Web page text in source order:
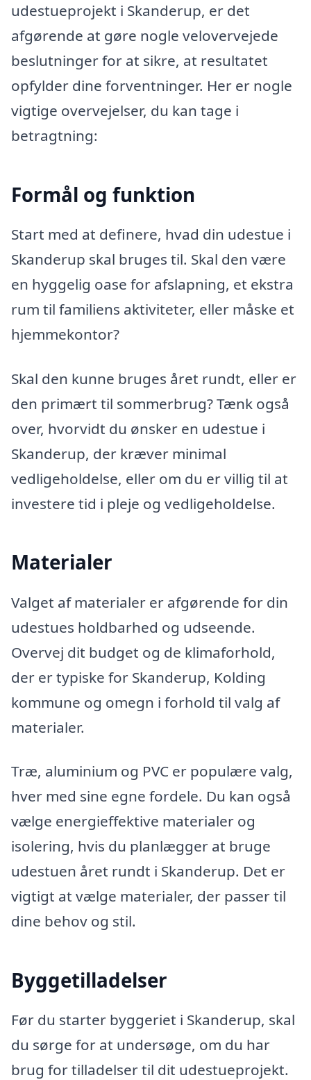
udestueprojekt i Skanderup, er det
afgørende at gøre nogle velovervejede
beslutninger for at sikre, at resultatet
opfylder dine forventninger. Her er nogle
vigtige overvejelser, du kan tage i
betragtning:
Formål og funktion
Start med at definere, hvad din udestue i
Skanderup skal bruges til. Skal den være
en hyggelig oase for afslapning, et ekstra
rum til familiens aktiviteter, eller måske et
hjemmekontor?
Skal den kunne bruges året rundt, eller er
den primært til sommerbrug? Tænk også
over, hvorvidt du ønsker en udestue i
Skanderup, der kræver minimal
vedligeholdelse, eller om du er villig til at
investere tid i pleje og vedligeholdelse.
Materialer
Valget af materialer er afgørende for din
udestues holdbarhed og udseende.
Overvej dit budget og de klimaforhold,
der er typiske for Skanderup, Kolding
kommune og omegn i forhold til valg af
materialer.
Træ, aluminium og PVC er populære valg,
hver med sine egne fordele. Du kan også
vælge energieffektive materialer og
isolering, hvis du planlægger at bruge
udestuen året rundt i Skanderup. Det er
vigtigt at vælge materialer, der passer til
dine behov og stil.
Byggetilladelser
Før du starter byggeriet i Skanderup, skal
du sørge for at undersøge, om du har
brug for tilladelser til dit udestueprojekt.